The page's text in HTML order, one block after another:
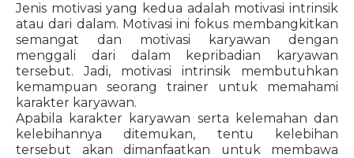
Jenis motivasi yang kedua adalah motivasi intrinsik
atau dari dalam. Motivasi ini fokus membangkitkan
semangat dan motivasi karyawan dengan
menggali dari dalam kepribadian karyawan
tersebut. Jadi, motivasi intrinsik membutuhkan
kemampuan seorang trainer untuk memahami
karakter karyawan.
Apabila karakter karyawan serta kelemahan dan
kelebihannya ditemukan, tentu kelebihan
tersebut akan dimanfaatkan untuk membawa